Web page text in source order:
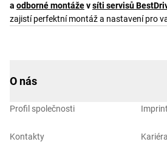
a odborné montáževsíti servisů
zajistí perfektní montáž a nastavení pro
O nás
Profil společnosti
Kontakty
Imprint
Kariéra